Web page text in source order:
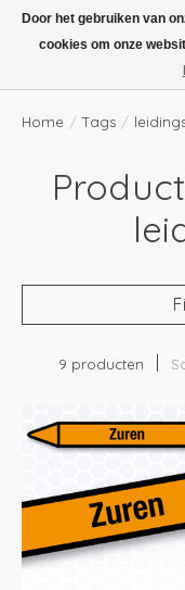
Boven de €100,- gratis
Home / Tags /
9 producten
Door het gebruiken van
cookies om onze